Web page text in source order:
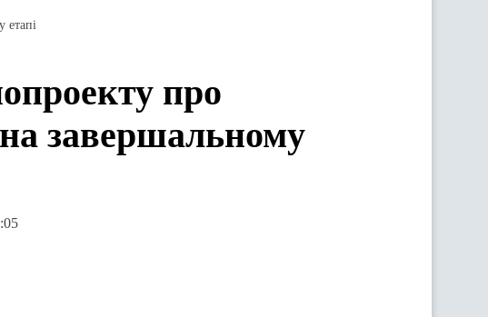
етапі
про
завершальному